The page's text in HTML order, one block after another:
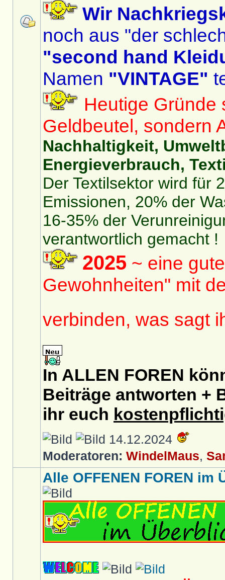
Wir
noch aus "der
"second hand
Namen "VINTAGE"
Heutige Gründe
Geldbeutel, sondern
Nachhaltigkeit,
Energieverbrauch,
Der Textilsektor wird für
Emissionen, 20% der
16-35% der
verantwortlich gemacht !
2025 ~ eine
Gewohnheiten" mit
verbinden, was sagt
In ALLEN FOREN
Beiträge antworten +
ihr euch
14.12.2024
Moderatoren: WindelMaus,
Alle OFFENEN FOREN im